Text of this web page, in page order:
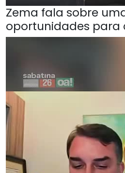
Zema fala sobre
oportunidades para